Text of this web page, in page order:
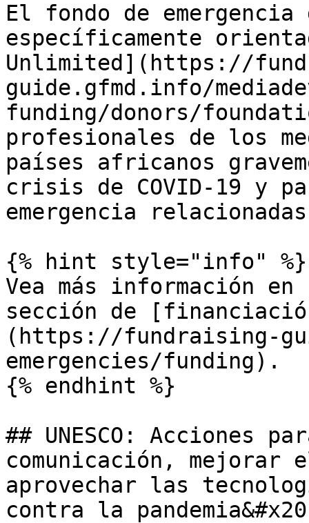
El fondo de emergencia
específicamente
Unlimited](https://
guide.gfmd.info/
funding/donors/
profesionales de los
países africanos
crisis de COVID-19 y
emergencia
{% hint style="info" %}
Vea más información
sección de
(https://fundraising-
emergencies/funding).
{% endhint %}
## UNESCO: Acciones
comunicación, mejorar
aprovechar las
contra la